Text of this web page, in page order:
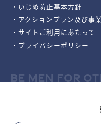
・いじめ防止基本方針
・アクションプラン及び事
・サイトご利用にあたって
・プライバシーポリシー
BE MEN FOR